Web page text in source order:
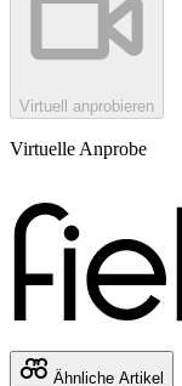
Virtuell anprobieren
Virtuelle Anprobe
Ähnliche Artikel